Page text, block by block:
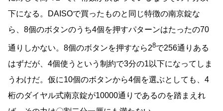
下になる。DAISOで買ったものと同じ特徴の南京錠な
ら、8個のボタンのうち4個を押すパターンはたったの70
通りしかない。8個のボタンを押すなら28で256通りある
はずだが、4個使うという制約で3分の1以下になってしま
うわけだ。仮に10個のボタンから4個を選ぶとしても、4
桁のダイヤル式南京錠が10000通りであるのを踏まえれ